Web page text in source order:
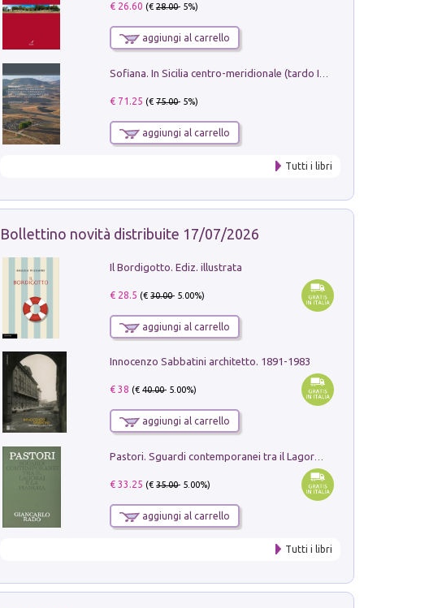
€ 26.60 (€28.00- 5%)
aggiungi al carrello
€ 71.25 (€75.00- 5%)
aggiungi al carrello
Tutti i libri
Bollettino novità distribuite 17/07/2026
Il Bordigotto. Ediz. illustrata
€ 28.5 (€30.00- 5.00%)
aggiungi al carrello
Innocenzo Sabbatini architetto. 1891-1983
€ 38 (€40.00- 5.00%)
aggiungi al carrello
€ 33.25 (€35.00- 5.00%)
aggiungi al carrello
Tutti i libri